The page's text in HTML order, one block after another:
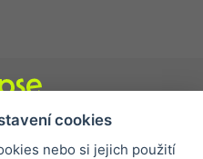
otázky
cookies
nebo si jejich použití